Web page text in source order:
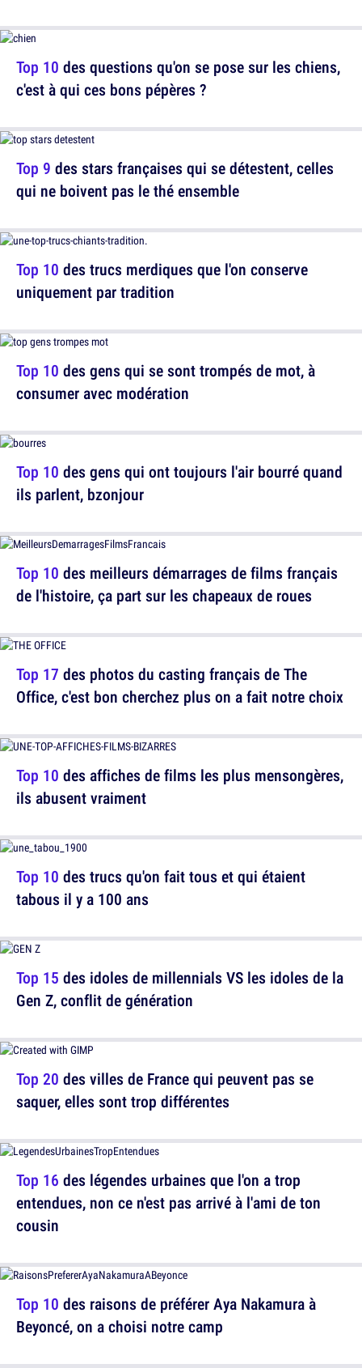
Top 10 des questions qu'on se pose sur les chiens,
c'est à qui ces bons pépères ?
Top 10 des trucs merdiques que l'on conserve
uniquement par tradition
Top 10 des gens qui ont toujours l'air bourré quand
ils parlent, bzonjour
Top 17 des photos du casting français de The
Office, c'est bon cherchez plus on a fait notre choix
Top 10 des trucs qu'on fait tous et qui étaient
tabous il y a 100 ans
Top 20 des villes de France qui peuvent pas se
saquer, elles sont trop différentes
Top 10 des raisons de préférer Aya Nakamura à
Beyoncé, on a choisi notre camp
Top 9 des stars françaises qui se détestent, celles
qui ne boivent pas le thé ensemble
Top 10 des gens qui se sont trompés de mot, à
consumer avec modération
Top 10 des meilleurs démarrages de films français
de l'histoire, ça part sur les chapeaux de roues
Top 10 des affiches de films les plus mensongères,
ils abusent vraiment
Top 15 des idoles de millennials VS les idoles de la
Gen Z, conflit de génération
Top 16 des légendes urbaines que l'on a trop
entendues, non ce n'est pas arrivé à l'ami de ton
cousin